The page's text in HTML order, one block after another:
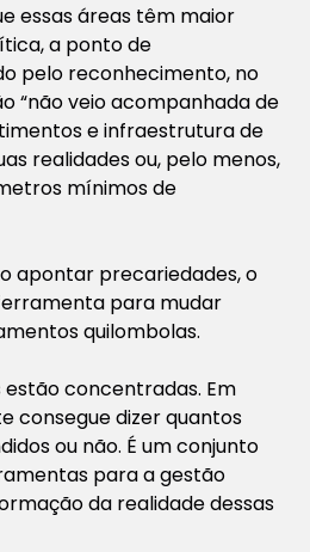
essas áreas têm maior
a ponto de
pelo reconhecimento, no
“não veio acompanhada de
e infraestrutura de
realidades ou, pelo menos,
mínimos de
apontar precariedades, o
para mudar
quilombolas.
estão concentradas. Em
consegue dizer quantos
ou não. É um conjunto
para a gestão
da realidade dessas